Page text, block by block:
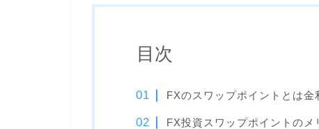
目次
FXのスワップポイントとは金
FX投資スワップポイントのメ